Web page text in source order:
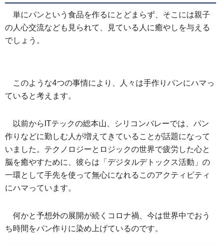
単にパンという食品を作るにとどまらず、そこには親子
の人心交流なども見られて、見ている人に癒やしを与える
でしょう。
このような4つの事情により、人々は手作りパンにハマっ
ていると考えます。
以前からITテックの総本山、シリコンバレーでは、パン
作りなどに勤しむ人が増えてきていることが話題になって
いました。テクノロジーとロジックの世界で疲労した心と
脳を癒やすために、彼らは「デジタルデトックス活動」の
一環として手先を使って無心になれるこのアクティビティ
にハマっています。
何かと予想外の展開が続くコロナ禍、今は世界中でおう
ち時間をパン作りに染め上げているのです。